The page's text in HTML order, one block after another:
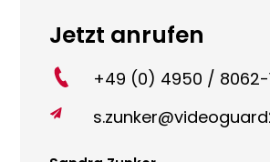
Jetzt anrufen
+49 (0) 4950 / 8062-
